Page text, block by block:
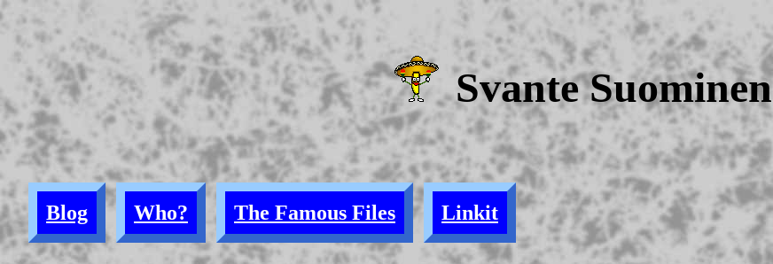
Svante Suominen
Blog Who? The Famous Files Linkit